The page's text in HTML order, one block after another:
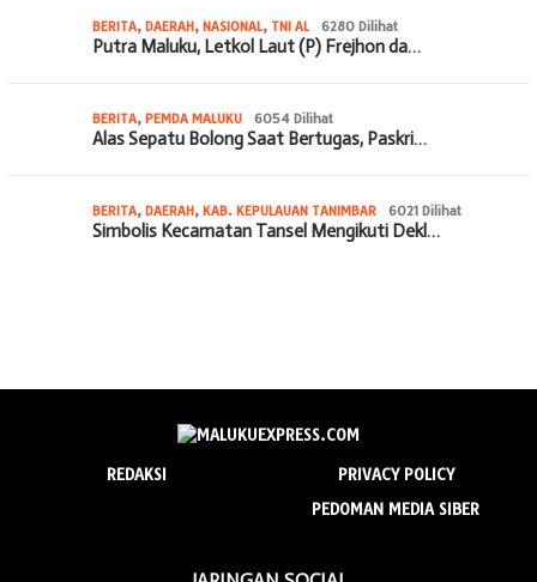
BERITA, DAERAH, NASIONAL, TNI AL 6280 Dilihat
Putra Maluku, Letkol Laut (P) Frejhon da…
BERITA, PEMDA MALUKU 6054 Dilihat
Alas Sepatu Bolong Saat Bertugas, Paskri…
BERITA, DAERAH, KAB. KEPULAUAN TANIMBAR 6021 Dilihat
Simbolis Kecamatan Tansel Mengikuti Dekl…
REDAKSI
PRIVACY POLICY
PEDOMAN MEDIA SIBER